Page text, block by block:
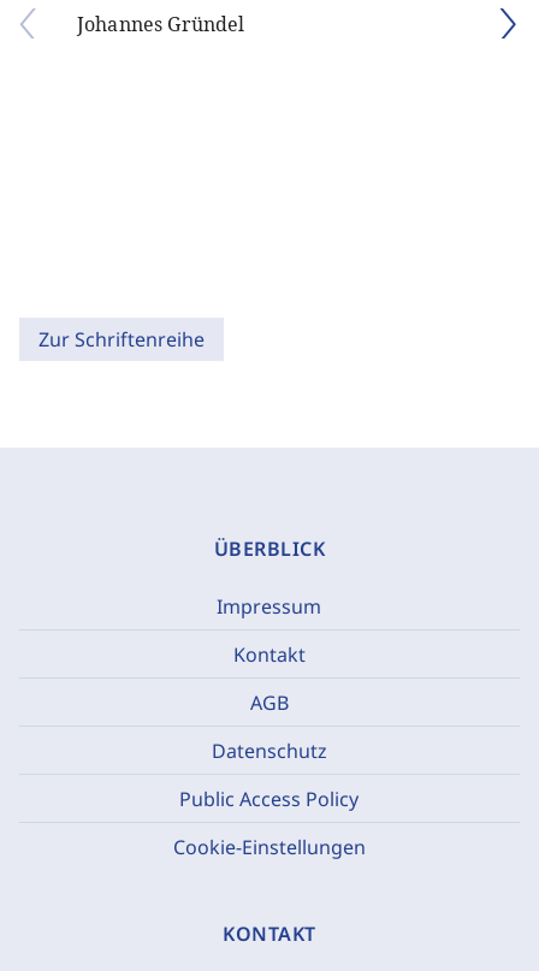
Johannes Gründel
Zur Schriftenreihe
ÜBERBLICK
Impressum
Kontakt
AGB
Datenschutz
Public Access Policy
Cookie-Einstellungen
KONTAKT